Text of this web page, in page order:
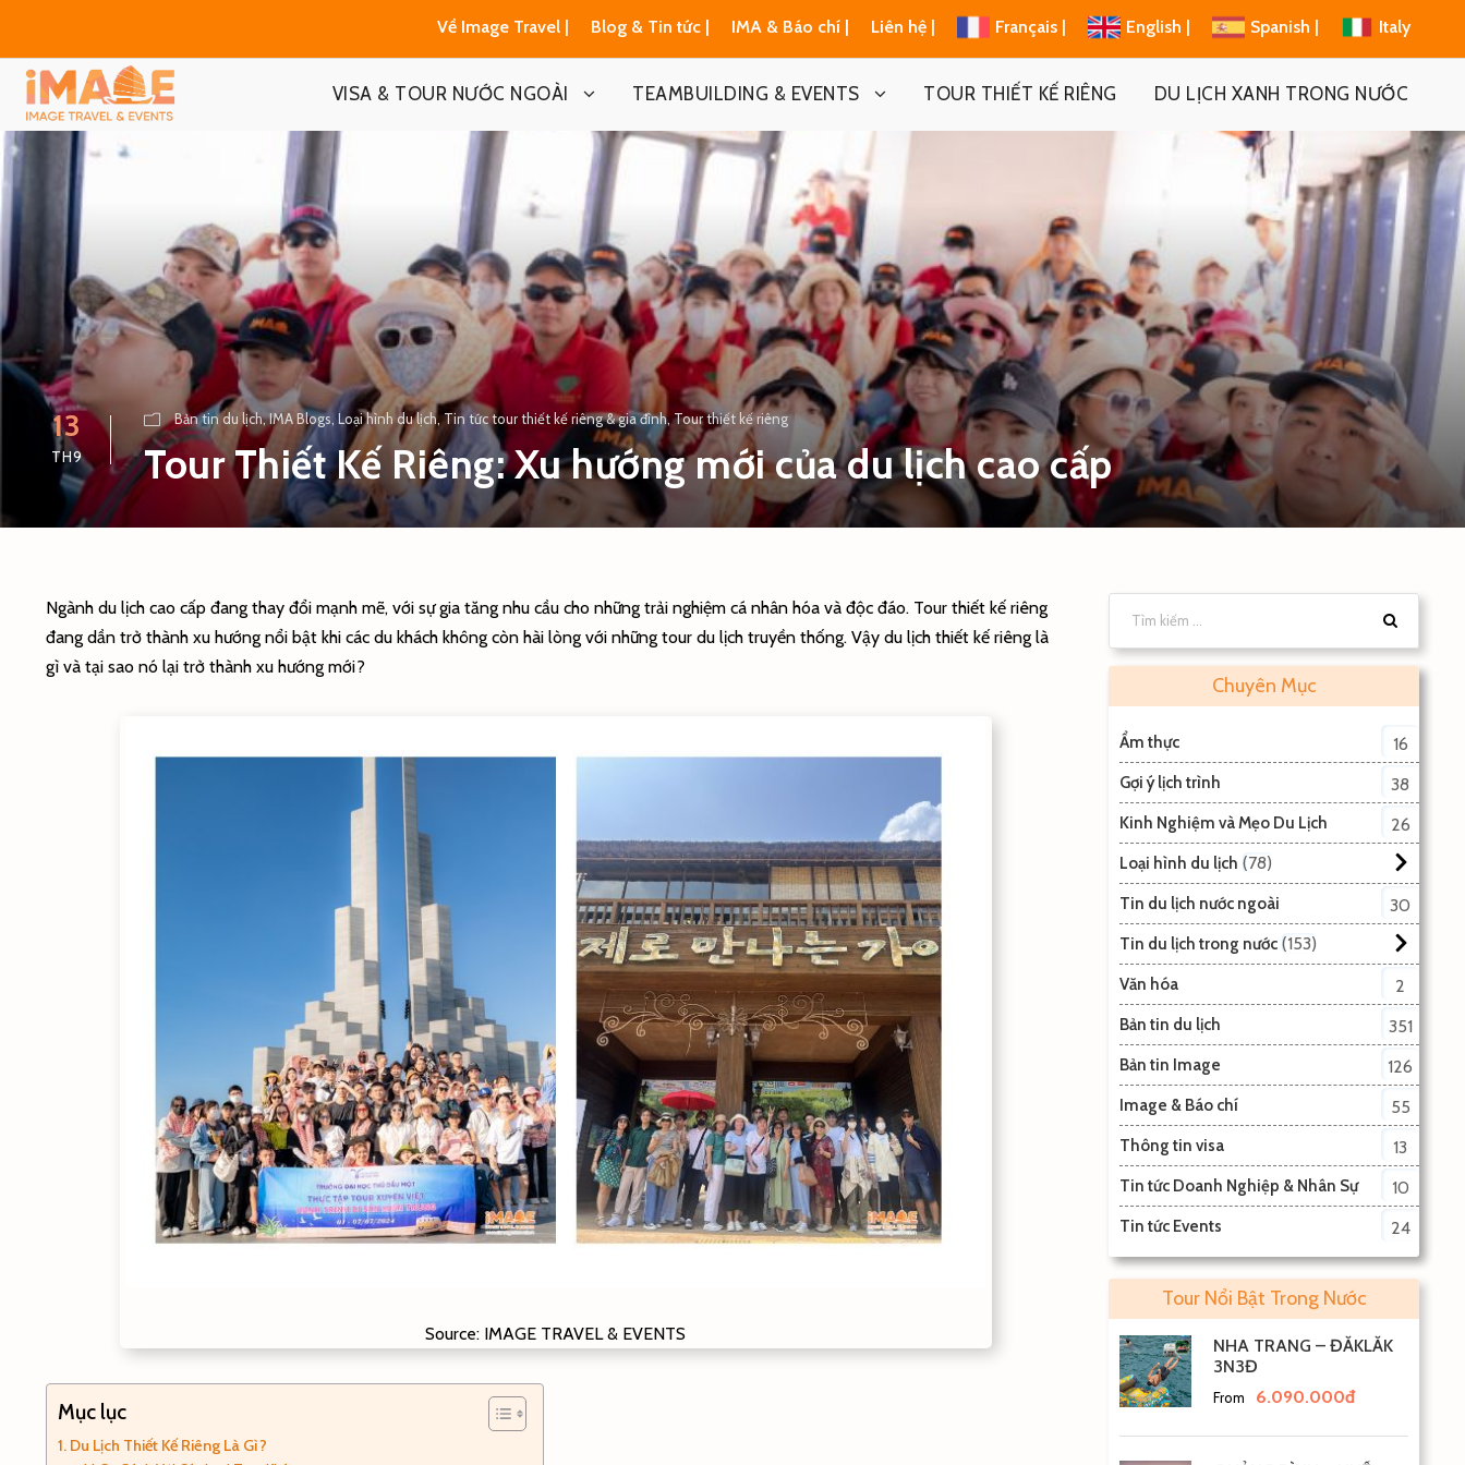
Về Image Travel | Blog & Tin tức | IMA & Báo chí | Liên hệ | Français | English | Spanish | Italy
VISA & TOUR NƯỚC NGOÀI TEAMBUILDING & EVENTS TOUR THIẾT KẾ RIÊNG DU LỊCH XANH TRONG NƯỚC
13
TH9
Bản tin du lịch,IMA Blogs Loại hình du lịch,Tin tức tour thiết kế riêng & gia đình,Tour thiết kế riêng
Tour Thiết Kế Riêng: Xu hướng mới của du lịch cao cấp
Ngành du lịch cao cấp đang thay đổi mạnh mẽ, với sự gia tăng nhu cầu cho những trải nghiệm cá nhân hóa và độc đáo. Tour thiết kế riêng
đang dần trở thành xu hướng nổi bật khi các du khách không còn hài lòng với những tour du lịch truyền thống. Vậy du lịch thiết kế riêng là
gì và tại sao nó lại trở thành xu hướng mới?
Source: IMAGE TRAVEL & EVENTS
Mục lục
Du Lịch Thiết Kế Riêng Là Gì?
Chuyên Mục
Ẩm thực 16
Gợi ý lịch trình 38
Kinh Nghiệm và Mẹo Du Lịch 26
Loại hình du lịch 78
Tin du lịch nước ngoài 30
Tin du lịch trong nước 153
Văn hóa 2
Bản tin du lịch 351
Bản tin Image 126
Image & Báo chí 55
Thông tin visa 13
Tin tức Doanh Nghiệp & Nhân Sự 10
Tin tức Events 24
Tour Nổi Bật Trong Nước
NHA TRANG – ĐẮKLẮK
3N3Đ
From 6.090.000đ